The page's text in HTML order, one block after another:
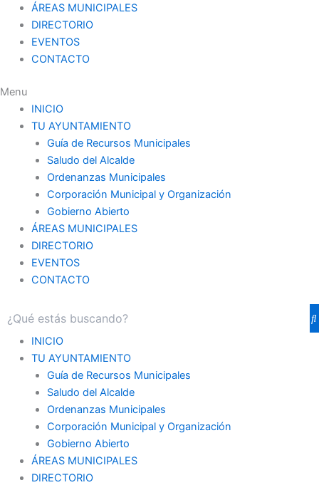
ÁREAS MUNICIPALES
DIRECTORIO
EVENTOS
CONTACTO
Menu
INICIO
TU AYUNTAMIENTO
Guía de Recursos Municipales
Saludo del Alcalde
Ordenanzas Municipales
Corporación Municipal y Organización
Gobierno Abierto
ÁREAS MUNICIPALES
DIRECTORIO
EVENTOS
CONTACTO
INICIO
TU AYUNTAMIENTO
Guía de Recursos Municipales
Saludo del Alcalde
Ordenanzas Municipales
Corporación Municipal y Organización
Gobierno Abierto
ÁREAS MUNICIPALES
DIRECTORIO